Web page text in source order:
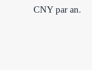
CNY par an.